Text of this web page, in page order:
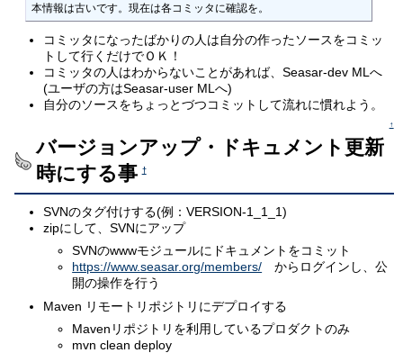
本情報は古いです。現在は各コミッタに確認を。
コミッタになったばかりの人は自分の作ったソースをコミッ
トして行くだけでＯＫ！
コミッタの人はわからないことがあれば、Seasar-dev MLへ
(ユーザの方はSeasar-user MLへ)
自分のソースをちょっとづつコミットして流れに慣れよう。
↑
バージョンアップ・ドキュメント更新
時にする事 †
SVNのタグ付けする(例：VERSION-1_1_1)
zipにして、SVNにアップ
SVNのwwwモジュールにドキュメントをコミット
https://www.seasar.org/members/ からログインし、公
開の操作を行う
Maven リモートリポジトリにデプロイする
Mavenリポジトリを利用しているプロダクトのみ
mvn clean deploy